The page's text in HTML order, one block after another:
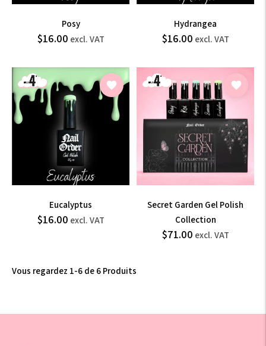
Posy
Prix
$16.00 excl. VAT$19.20
VAT
Hydrangea
Prix
$16.00 excl. VAT$19.20
VAT
Eucalyptus
Prix
$16.00 excl. VAT$19.20
Secret Garden Gel Polish
Collection
Prix
$71.00 excl. VAT$85.20
Vous regardez 1-6 de 6 Produits